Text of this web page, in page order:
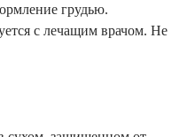
грудью.
с лечащим врачом. Не